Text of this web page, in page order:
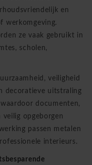
en
werkomgeving.
ze vaak gebruikt in
scholen,
veiligheid
decoratieve uitstraling
documenten,
opgeborgen
passen metalen
interieurs.